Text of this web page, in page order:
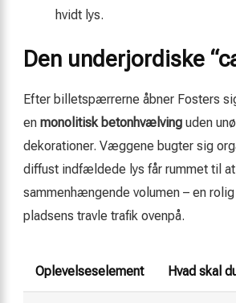
hvidt lys.
Den underjordiske
Efter billetspærrerne åbner Fosters
en monolitisk beton­hvælving uden
dekorationer. Væggene bugter sig
diffust indfældede lys får rummet til
sammenhængende volumen – en
pladsens travle trafik ovenpå.
Oplevelseselement Hvad skal